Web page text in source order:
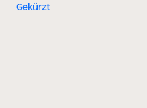
Gekürzt